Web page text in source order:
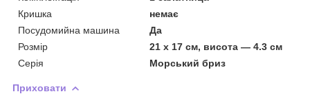
Кришка
немає
Посудомийна машина
Да
Розмір
21 х 17 см, висота — 4.3 см
Серія
Морський бриз
Приховати